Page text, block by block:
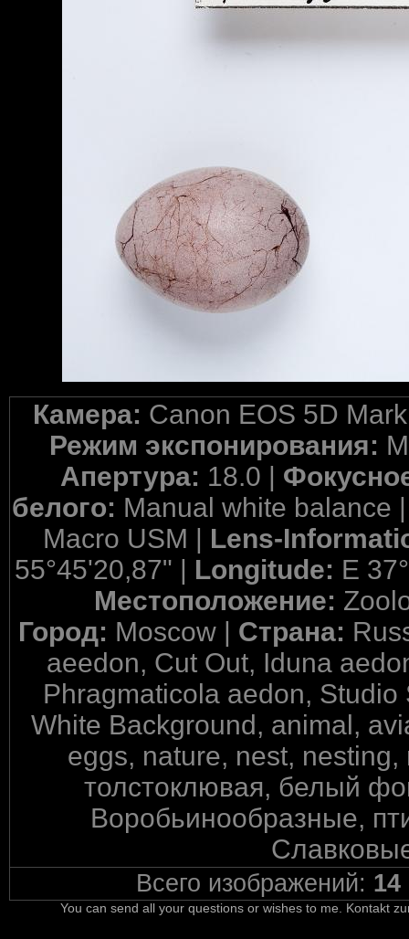
Камера: Canon EOS 5D
Режим экспонирования:
Апертура: 18.0 |
белого: Manual white balance
Macro USM | Lens-
55°45'20,87" | Longitude: E
Местоположение:
Город: Moscow | Страна:
aeedon, Cut Out, Iduna
Phragmaticola aedon,
White Background, animal,
eggs, nature, nest,
толстоклювая, белый
Воробьинообразные,
Всего изображений: 14
You can send all your questions or wishes to me. Kontakt